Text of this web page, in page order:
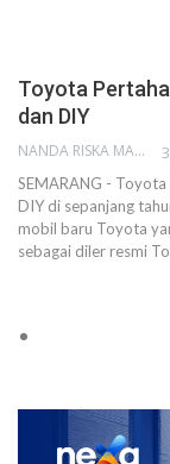
Toyota
dan DIY
NANDA RISKA MAHENDRA
SEMARANG -
DIY di sepanjang
mobil baru Toyota
sebagai diler resmi